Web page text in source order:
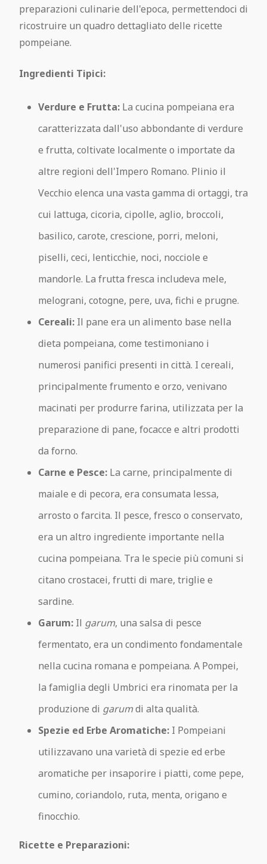
preparazioni culinarie dell'epoca, permettendoci di
ricostruire un quadro dettagliato delle ricette
pompeiane.
Ingredienti Tipici:
Verdure e Frutta: La cucina pompeiana era
caratterizzata dall'uso abbondante di verdure
e frutta, coltivate localmente o importate da
altre regioni dell'Impero Romano. Plinio il
Vecchio elenca una vasta gamma di ortaggi, tra
cui lattuga, cicoria, cipolle, aglio, broccoli,
basilico, carote, crescione, porri, meloni,
piselli, ceci, lenticchie, noci, nocciole e
mandorle. La frutta fresca includeva mele,
melograni, cotogne, pere, uva, fichi e prugne.
Cereali: Il pane era un alimento base nella
dieta pompeiana, come testimoniano i
numerosi panifici presenti in città. I cereali,
principalmente frumento e orzo, venivano
macinati per produrre farina, utilizzata per la
preparazione di pane, focacce e altri prodotti
da forno.
Carne e Pesce: La carne, principalmente di
maiale e di pecora, era consumata lessa,
arrosto o farcita. Il pesce, fresco o conservato,
era un altro ingrediente importante nella
cucina pompeiana. Tra le specie più comuni si
citano crostacei, frutti di mare, triglie e
sardine.
Garum: Il garum, una salsa di pesce
fermentato, era un condimento fondamentale
nella cucina romana e pompeiana. A Pompei,
la famiglia degli Umbrici era rinomata per la
produzione di garumdi alta qualità.
Spezie ed Erbe Aromatiche: I Pompeiani
utilizzavano una varietà di spezie ed erbe
aromatiche per insaporire i piatti, come pepe,
cumino, coriandolo, ruta, menta, origano e
finocchio.
Ricette e Preparazioni: